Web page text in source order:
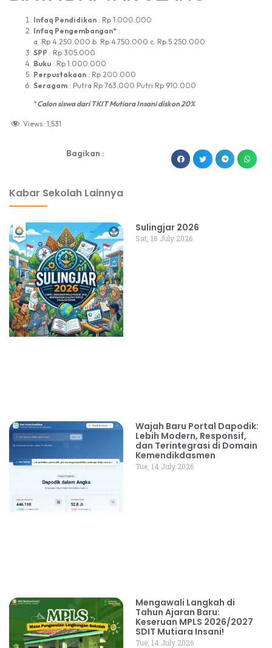
Infaq Pendidikan : Rp 1.000.000
Infaq Pengembangan* :
a. Rp 4.250.000 b. Rp 4.750.000 c. Rp 5.250.000
SPP : Rp 305.000
Buku : Rp 1.000.000
Perpustakaan : Rp 200.000
Seragam : Putra Rp 763.000 Putri Rp 910.000
*Calon siswa dari TKIT Mutiara Insani diskon 20%
Views: 1,531
Bagikan :
Kabar Sekolah Lainnya
Sulingjar 2026
Sat, 18 July 2026
Wajah Baru Portal Dapodik:
Lebih Modern, Responsif,
dan Terintegrasi di Domain
Kemendikdasmen
Tue, 14 July 2026
Mengawali Langkah di
Tahun Ajaran Baru:
Keseruan MPLS 2026/2027
SDIT Mutiara Insani!
Tue, 14 July 2026